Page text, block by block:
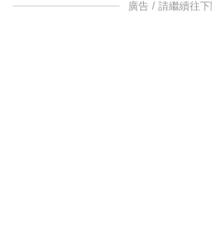
廣告 / 請繼續往